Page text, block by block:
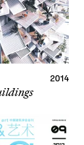
2014